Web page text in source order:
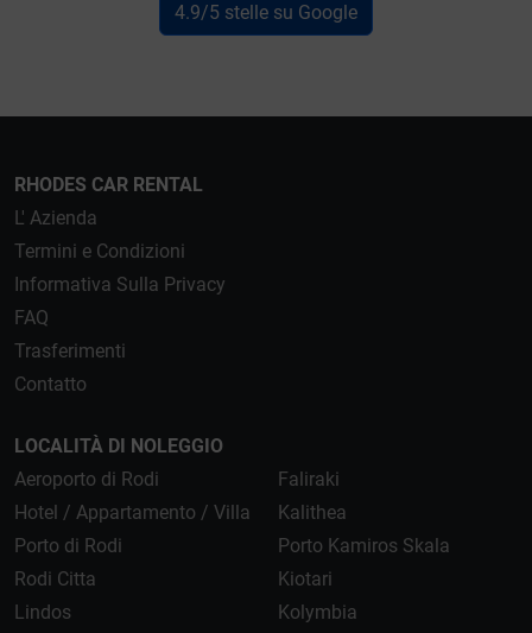
4.9/5 stelle su Google
RHODES CAR RENTAL
L' Azienda
Termini e Condizioni
Informativa Sulla Privacy
FAQ
Trasferimenti
Contatto
LOCALITÀ DI NOLEGGIO
Aeroporto di Rodi
Hotel / Appartamento / Villa
Porto di Rodi
Rodi Citta
Lindos
Faliraki
Kalithea
Porto Kamiros Skala
Kiotari
Kolymbia